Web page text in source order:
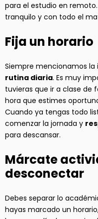
para el estudio en
tranquilo y con todo el
Fija un horario
Siempre mencionamos
rutina diaria. Es muy
tuvieras que ir a clase de
hora que estimes
Cuando ya tengas todo
comenzar la jornada y
para descansar.
Márcate
desconectar
Debes separar lo
hayas marcado un